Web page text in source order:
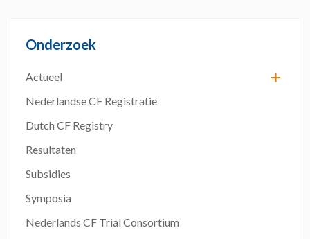
Onderzoek
Actueel
Nederlandse CF Registratie
Dutch CF Registry
Resultaten
Subsidies
Symposia
Nederlands CF Trial Consortium